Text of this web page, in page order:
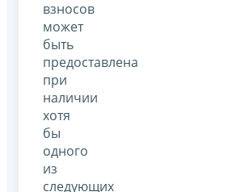
взносов
может
быть
предоставлена
при
наличии
хотя
бы
одного
из
следующих